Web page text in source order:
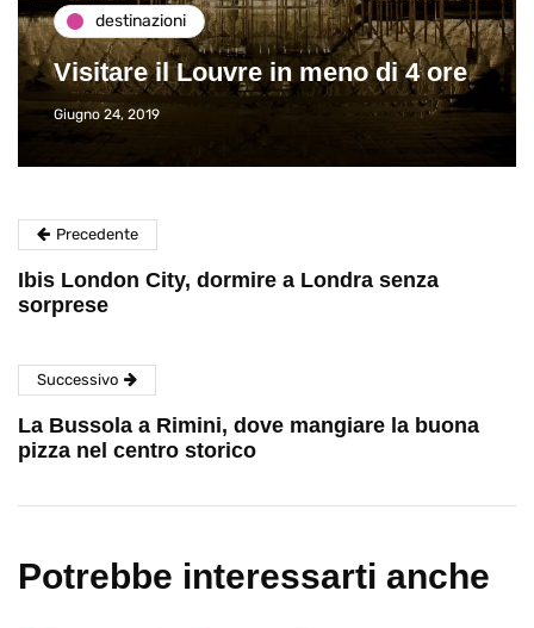
destinazioni
Visitare il Louvre in meno di 4 ore
Giugno 24, 2019
Precedente
Ibis London City, dormire a Londra senza
sorprese
Successivo
La Bussola a Rimini, dove mangiare la buona
pizza nel centro storico
Potrebbe interessarti anche